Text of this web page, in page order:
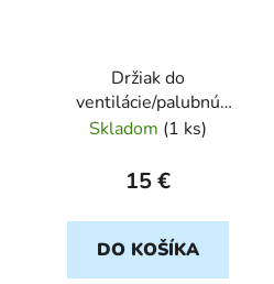
Držiak do
ventilácie/palubnú
dosku auta Blue Star
Skladom (1 ks)
15 €
DO KOŠÍKA